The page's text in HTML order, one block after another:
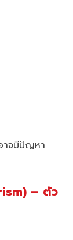
าจมีปัญหา
– ตัว